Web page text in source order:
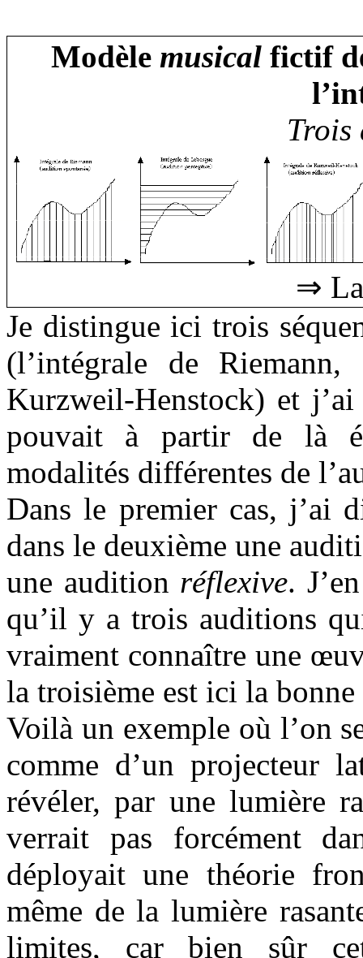
Modèle musicalfictif
⇒
Je distingue ici trois
(l’intégrale de
Kurzweil-Henstock) et
pouvait à partir de là
modalités différentes de
Dans le premier cas, j’ai
dans le deuxième une
une audition réflexive.
qu’il y a trois auditions
vraiment connaître une
la troisième est ici la
Voilà un exemple où l’on
comme d’un projecteur
révéler, par une lumière
verrait pas forcément
déployait une théorie
même de la lumière
limites, car bien sûr